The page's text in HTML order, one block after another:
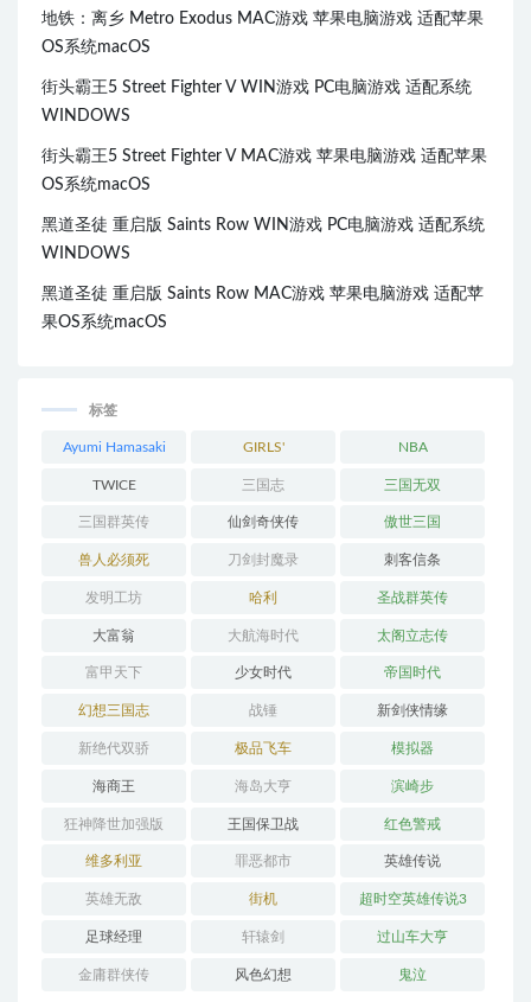
地铁：离乡 Metro Exodus MAC游戏 苹果电脑游戏 适配苹果
OS系统macOS
街头霸王5 Street Fighter V WIN游戏 PC电脑游戏 适配系统
WINDOWS
街头霸王5 Street Fighter V MAC游戏 苹果电脑游戏 适配苹果
OS系统macOS
黑道圣徒 重启版 Saints Row WIN游戏 PC电脑游戏 适配系统
WINDOWS
黑道圣徒 重启版 Saints Row MAC游戏 苹果电脑游戏 适配苹
果OS系统macOS
标签
Ayumi Hamasaki GIRLS'
GENERATION
NBA
TWICE 三国志 三国无双
三国群英传 仙剑奇侠传 傲世三国
兽人必须死 刀剑封魔录 刺客信条
发明工坊 哈利 圣战群英传
大富翁 大航海时代 太阁立志传
富甲天下 少女时代 帝国时代
幻想三国志 战锤 新剑侠情缘
新绝代双骄 极品飞车 模拟器
海商王 海岛大亨 滨崎步
狂神降世加强版 王国保卫战 红色警戒
维多利亚 罪恶都市 英雄传说
英雄无敌 街机 超时空英雄传说3
足球经理 轩辕剑 过山车大亨
金庸群侠传 风色幻想 鬼泣